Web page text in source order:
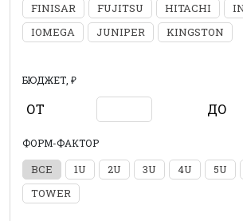
FINISAR
FUJITSU HITACHI
IOMEGA
JUNIPER KINGSTON
БЮДЖЕТ, ₽
ОТ ДО
ФОРМ-ФАКТОР
ВСЕ 1U 2U 3U 4U 5U
TOWER